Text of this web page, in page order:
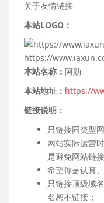
关于友情链接
本站LOGO：
https://
本站名称： 阿勋
本站地址： https://
链接说明：
只链接同类型
网站实际运营
是避免网站链
希望你是认真
只链接顶级域
名恕不链接；